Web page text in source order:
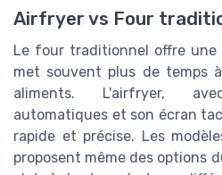
Airfryer vs Four
Le four traditionnel offre une
met souvent plus de temps
aliments. L'airfryer,
automatiques et son écran
rapide et précise. Les
proposent même des options